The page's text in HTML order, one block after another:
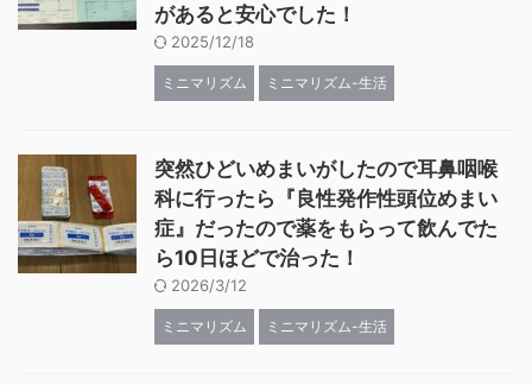
があると安心でした！
2025/12/18
ミニマリズム ミニマリズム-生活
突然ひどいめまいがしたので耳鼻咽喉
科に行ったら『良性発作性頭位めまい
症』だったので薬をもらって飲んでた
ら10日ほどで治った！
2026/3/12
ミニマリズム ミニマリズム-生活